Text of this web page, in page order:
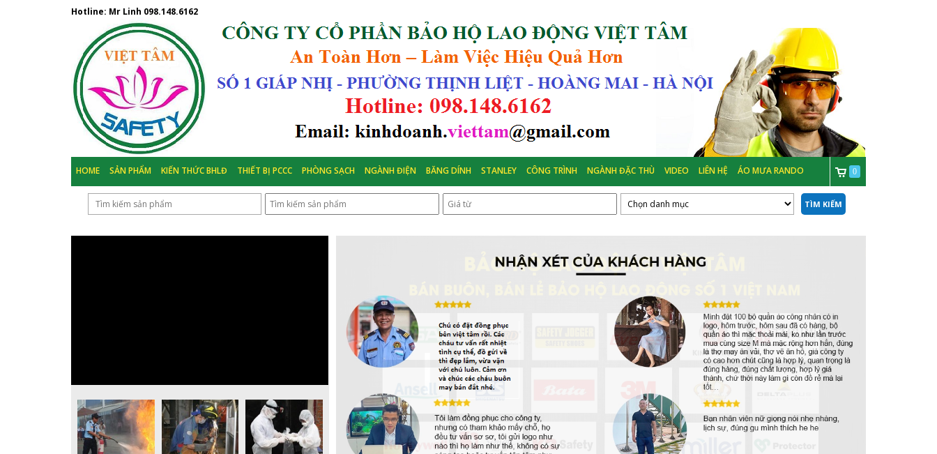
Hotline: Mr Linh 098.148.6162
HOME SẢN PHẨM KIẾN THỨC BHLĐ THIẾT BỊ PCCC PHÒNG SẠCH NGÀNH ĐIỆN BĂNG DÍNH STANLEY CÔNG TRÌNH NGÀNH ĐẶC THÙ VIDEO LIÊN HỆ ÁO MƯA RANDO 0
TÌM KIẾM